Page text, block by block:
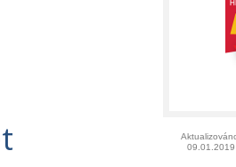
09.01.2019